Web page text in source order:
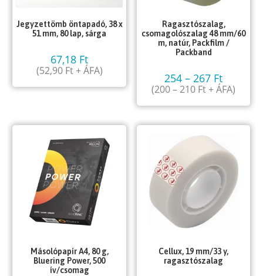
Jegyzettömb öntapadó, 38 x
51 mm, 80 lap, sárga
67,18 Ft
(52,90 Ft+ ÁFA)
Ragasztószalag,
csomagolószalag 48 mm/60
m, natúr, Packfilm /
Packband
254–267 Ft
(200–210 Ft+ ÁFA)
Másolópapír A4, 80 g,
Bluering Power, 500
ív/csomag
Cellux, 19 mm/33 y,
ragasztószalag